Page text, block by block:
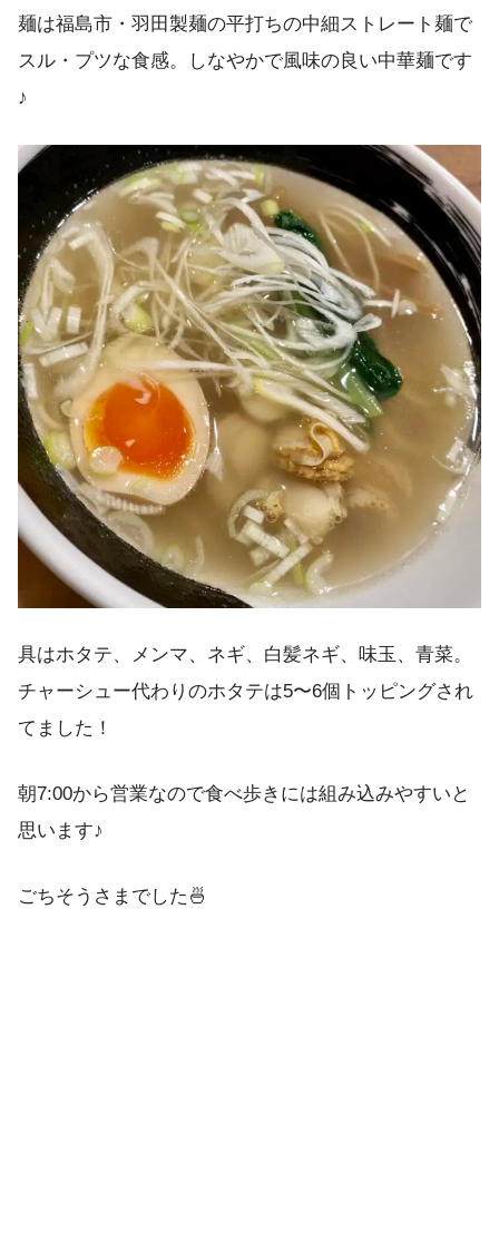
麺は福島市・羽田製麺の平打ちの中細ストレート麺で
スル・プツな食感。しなやかで風味の良い中華麺です
♪
具はホタテ、メンマ、ネギ、白髪ネギ、味玉、青菜。
チャーシュー代わりのホタテは5〜6個トッピングされ
てました！
朝7:00から営業なので食べ歩きには組み込みやすいと
思います♪
ごちそうさまでした🍜